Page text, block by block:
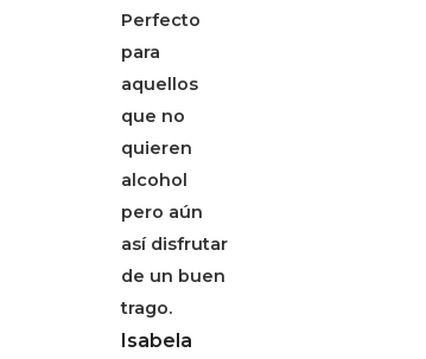
Perfecto
para
aquellos
que no
quieren
alcohol
pero aún
así disfrutar
de un buen
trago.
Isabela